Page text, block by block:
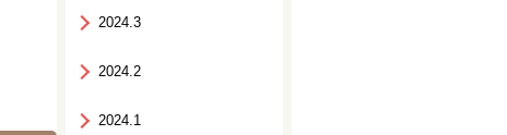
2024.3
2024.2
2024.1